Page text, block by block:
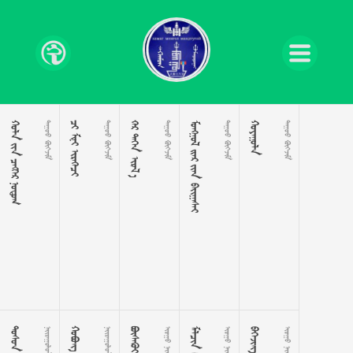
 
     
    
    
     

 
      